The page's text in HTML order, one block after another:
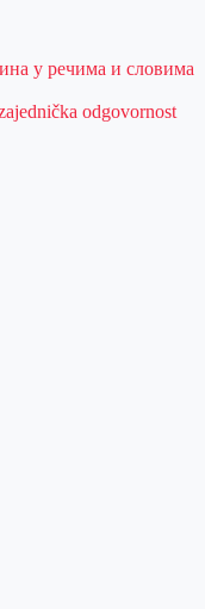
у речима и словима
odgovornost